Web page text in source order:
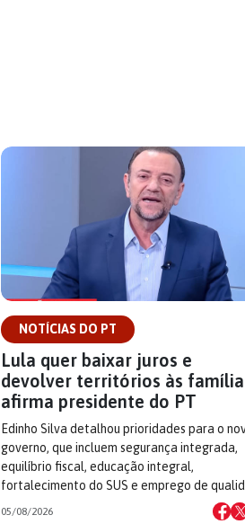
NOTÍCIAS DO PT
Lula quer baixar juros e
devolver territórios às
afirma presidente do PT
Edinho Silva detalhou prioridades para o
governo, que incluem segurança integrada,
equilíbrio fiscal, educação integral,
fortalecimento do SUS e emprego de
05/08/2026